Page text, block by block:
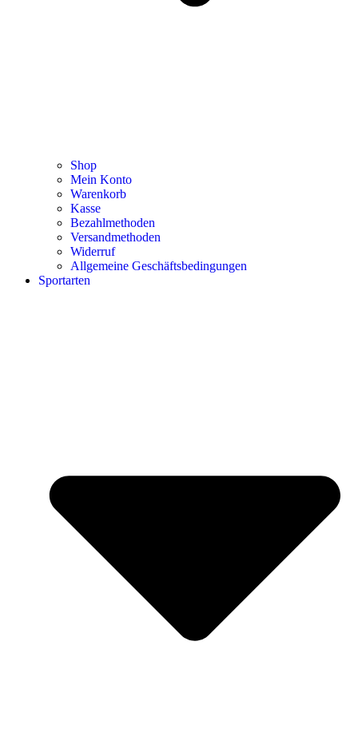
Shop
Mein Konto
Warenkorb
Kasse
Bezahlmethoden
Versandmethoden
Widerruf
Allgemeine Geschäftsbedingungen
Sportarten